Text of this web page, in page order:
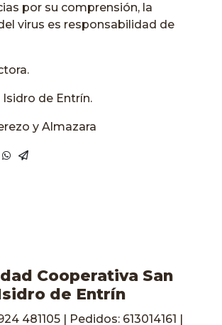
por su comprensión, la
virus es responsabilidad de
Isidro de Entrín.
y Almazara
Cooperativa San
de Entrín
481105 | Pedidos: 613014161 |